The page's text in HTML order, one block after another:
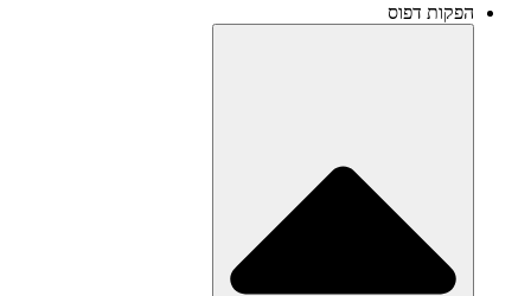
הפקות דפוס